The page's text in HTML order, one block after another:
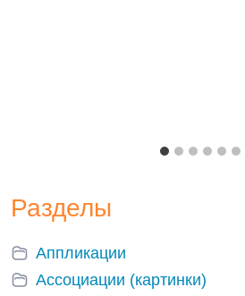
Разделы
Аппликации
Ассоциации (картинки)